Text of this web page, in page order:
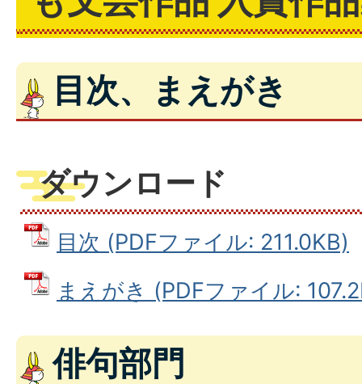
目次、まえがき
ダウンロード
目次 (PDFファイル: 211.0KB)
まえがき (PDFファイル:
俳句部門